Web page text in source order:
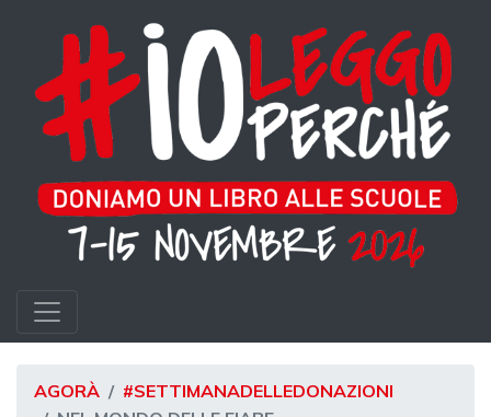
AGORÀ
#SETTIMANADELLEDONAZIONI